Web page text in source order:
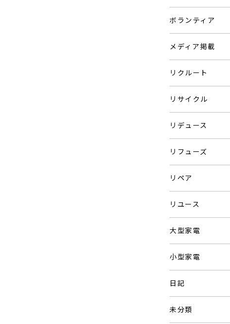
ボランティア
メディア掲載
リクルート
リサイクル
リデュース
リフューズ
リペア
リユース
大型家電
小型家電
日記
未分類